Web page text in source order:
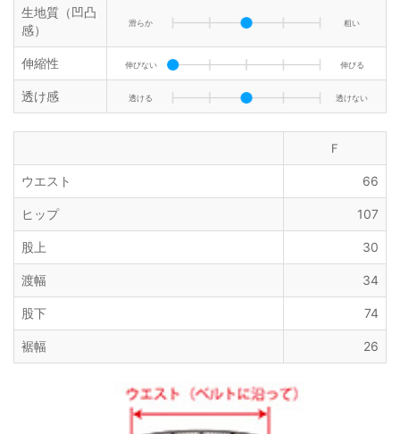
生地質（凹凸
感）
滑らか 粗い
伸縮性 伸びない 伸びる
透け感 透ける 透けない
Ｆ
ウエスト 66
ヒップ 107
股上 30
渡幅 34
股下 74
裾幅 26